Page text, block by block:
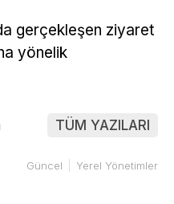
gerçekleşen ziyaret
yönelik
TÜM YAZILARI
Güncel Yerel Yönetimler